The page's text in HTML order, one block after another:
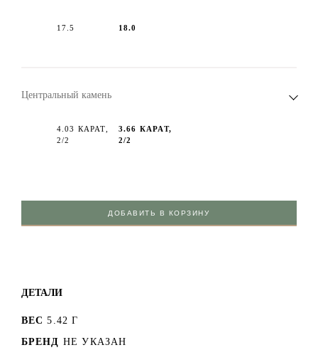
17.5 18.0
Центральный камень
4.03 КАРАТ,
2/2
3.66 КАРАТ,
2/2
ДОБАВИТЬ В КОРЗИНУ
ДЕТАЛИ
ВЕС 5.42 Г
БРЕНД НЕ УКАЗАН